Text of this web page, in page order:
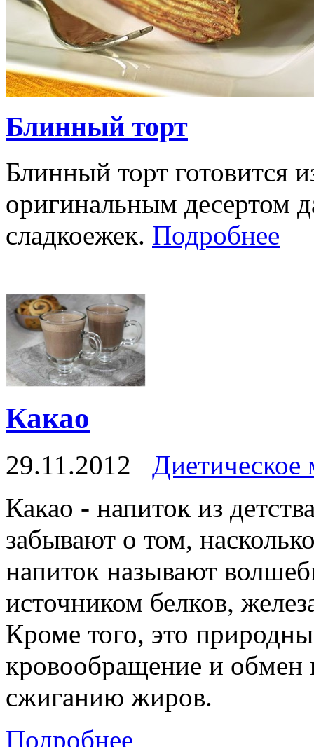
Блинный торт
Блинный торт готовится
оригинальным десертом
сладкоежек. Подробнее
Какао
29.11.2012
Какао - напиток из
забывают о том,
напиток называют
источником белков,
Кроме того, это
кровообращение и обмен
сжиганию жиров.
Подробнее